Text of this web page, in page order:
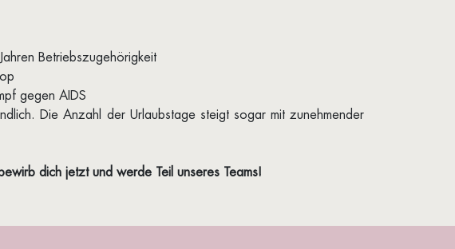
Betriebszugehörigkeit
gegen AIDS
Die Anzahl der Urlaubstage steigt sogar mit zunehmender
dich jetzt und werde Teil unseres Teams!